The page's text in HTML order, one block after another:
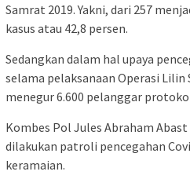
Samrat 2019. Yakni, dari 257
kasus atau 42,8 persen.
Sedangkan dalam hal upaya
selama pelaksanaan Operasi Lilin
menegur 6.600 pelanggar
Kombes Pol Jules Abraham
dilakukan patroli pencegahan
keramaian.